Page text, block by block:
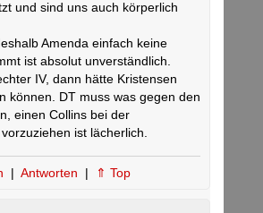
und sind uns auch körperlich
Amenda einfach keine
ist absolut unverständlich.
IV, dann hätte Kristensen
können. DT muss was gegen den
einen Collins bei der
ist lächerlich.
| Antworten | ⇑ Top